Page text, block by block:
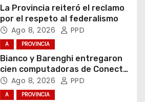
La Provincia reiteró el reclamo
por el respeto al federalismo
Ago 8, 2026 PPD
A PROVINCIA
Bianco y Barenghi entregaron
cien computadoras de Conectar
Igualdad Bonaerense
Ago 8, 2026 PPD
A PROVINCIA